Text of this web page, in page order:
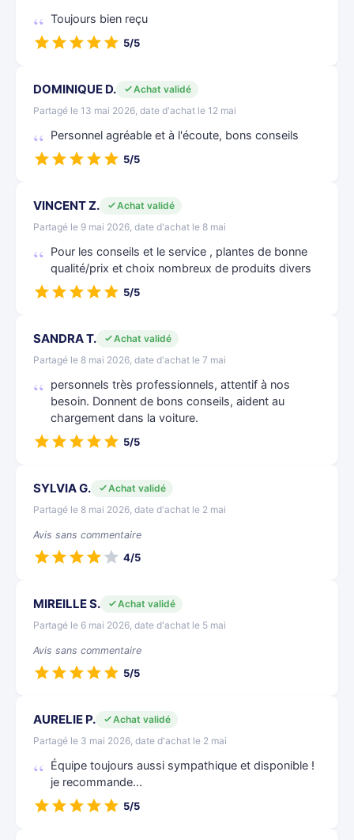
Toujours bien reçu
5/5
DOMINIQUE D.
Achat validé
Partagé le 13 mai 2026, date d'achat le 12 mai
Personnel agréable et à l'écoute, bons conseils
5/5
VINCENT Z.
Achat validé
Partagé le 9 mai 2026, date d'achat le 8 mai
Pour les conseils et le service , plantes de bonne
qualité/prix et choix nombreux de produits divers
5/5
SANDRA T.
Achat validé
Partagé le 8 mai 2026, date d'achat le 7 mai
personnels très professionnels, attentif à nos
besoin. Donnent de bons conseils, aident au
chargement dans la voiture.
5/5
SYLVIA G.
Achat validé
Partagé le 8 mai 2026, date d'achat le 2 mai
Avis sans commentaire
4/5
MIREILLE S.
Achat validé
Partagé le 6 mai 2026, date d'achat le 5 mai
Avis sans commentaire
5/5
AURELIE P.
Achat validé
Partagé le 3 mai 2026, date d'achat le 2 mai
Équipe toujours aussi sympathique et disponible !
je recommande...
5/5